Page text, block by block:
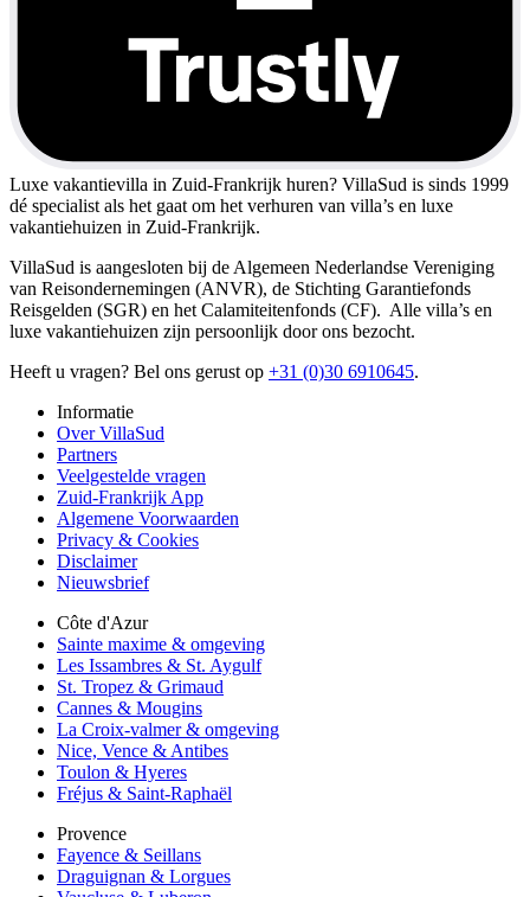
Luxe vakantievilla in Zuid-Frankrijk huren? VillaSud is sinds 1999
dé specialist als het gaat om het verhuren van villa’s en luxe
vakantiehuizen in Zuid-Frankrijk.
VillaSud is aangesloten bij de Algemeen Nederlandse Vereniging
van Reisondernemingen (ANVR), de Stichting Garantiefonds
Reisgelden (SGR) en het Calamiteitenfonds (CF). Alle villa’s en
luxe vakantiehuizen zijn persoonlijk door ons bezocht.
Heeft u vragen? Bel ons gerust op +31 (0)30 6910645.
Informatie
Over VillaSud
Partners
Veelgestelde vragen
Zuid-Frankrijk App
Algemene Voorwaarden
Privacy & Cookies
Disclaimer
Nieuwsbrief
Côte d'Azur
Sainte maxime & omgeving
Les Issambres & St. Aygulf
St. Tropez & Grimaud
Cannes & Mougins
La Croix-valmer & omgeving
Nice, Vence & Antibes
Toulon & Hyeres
Fréjus & Saint-Raphaël
Provence
Fayence & Seillans
Draguignan & Lorgues